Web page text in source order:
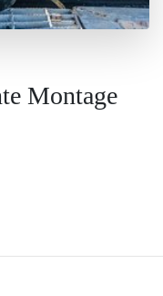
Montage